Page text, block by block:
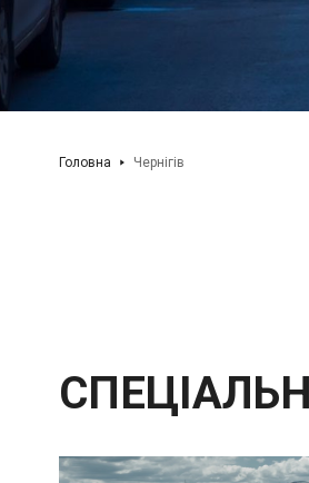
Головна Чернігів